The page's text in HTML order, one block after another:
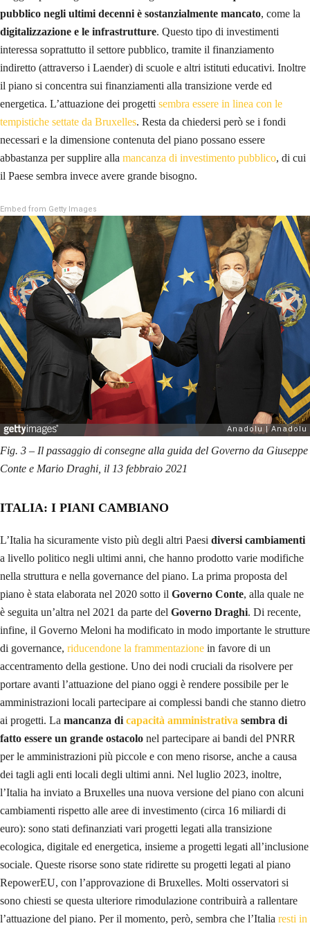
pubblico negli ultimi decenni è sostanzialmente mancato, come la
digitalizzazione e le infrastrutture. Questo tipo di investimenti
interessa soprattutto il settore pubblico, tramite il finanziamento
indiretto (attraverso i Laender) di scuole e altri istituti educativi. Inoltre
il piano si concentra sui finanziamenti alla transizione verde ed
energetica. L’attuazione dei progetti sembra essere in linea con le
tempistiche settate da Bruxelles. Resta da chiedersi però se i fondi
necessari e la dimensione contenuta del piano possano essere
abbastanza per supplire alla mancanza di investimento pubblico, di cui
il Paese sembra invece avere grande bisogno.
Embed from Getty Images
Fig. 3 – Il passaggio di consegne alla guida del Governo da Giuseppe
Conte e Mario Draghi, il 13 febbraio 2021
ITALIA: I PIANI CAMBIANO
L’Italia ha sicuramente visto più degli altri Paesi diversi cambiamenti
a livello politico negli ultimi anni, che hanno prodotto varie modifiche
nella struttura e nella governance del piano. La prima proposta del
piano è stata elaborata nel 2020 sotto il Governo Conte, alla quale ne
è seguita un’altra nel 2021 da parte del Governo Draghi. Di recente,
infine, il Governo Meloni ha modificato in modo importante le strutture
di governance, riducendone la frammentazione in favore di un
accentramento della gestione. Uno dei nodi cruciali da risolvere per
portare avanti l’attuazione del piano oggi è rendere possibile per le
amministrazioni locali partecipare ai complessi bandi che stanno dietro
ai progetti. La mancanza di capacità amministrativa sembra di
fatto essere un grande ostacolo nel partecipare ai bandi del PNRR
per le amministrazioni più piccole e con meno risorse, anche a causa
dei tagli agli enti locali degli ultimi anni. Nel luglio 2023, inoltre,
l’Italia ha inviato a Bruxelles una nuova versione del piano con alcuni
cambiamenti rispetto alle aree di investimento (circa 16 miliardi di
euro): sono stati definanziati vari progetti legati alla transizione
ecologica, digitale ed energetica, insieme a progetti legati all’inclusione
sociale. Queste risorse sono state ridirette su progetti legati al piano
RepowerEU, con l’approvazione di Bruxelles. Molti osservatori si
sono chiesti se questa ulteriore rimodulazione contribuirà a rallentare
l’attuazione del piano. Per il momento, però, sembra che l’Italia resti in